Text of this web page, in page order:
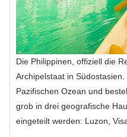
Die Philippinen, offiziell die
Archipelstaat in
Pazifischen Ozean und
grob in drei geografische
eingeteilt werden: Luzon,